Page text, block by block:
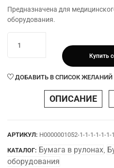
Предназначена для
оборудования.
товара
Бумага
х
М
(сетка
голубого
Купить
ДОБАВИТЬ В СПИСОК ЖЕЛАНИЙ
ОПИСАНИЕ
АРТИКУЛ: Н0000001052-1-1-1-1-1-1-
КАТАЛОГ: Бумага в рулонах,
оборудования